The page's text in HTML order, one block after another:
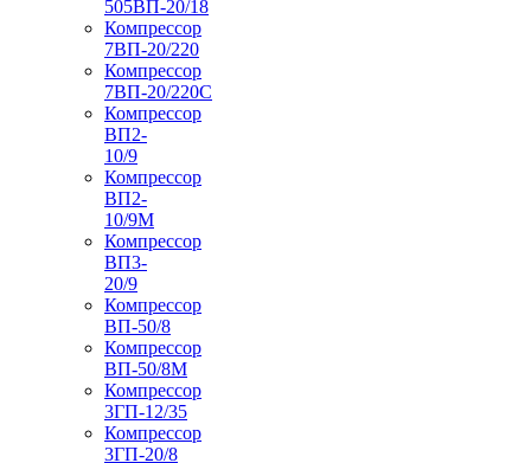
505ВП-20/18
Компрессор
7ВП-20/220
Компрессор
7ВП-20/220С
Компрессор
ВП2-
10/9
Компрессор
ВП2-
10/9М
Компрессор
ВП3-
20/9
Компрессор
ВП-50/8
Компрессор
ВП-50/8М
Компрессор
3ГП-12/35
Компрессор
3ГП-20/8